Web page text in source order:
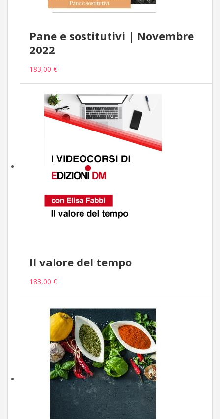
Pane e sostitutivi | Novembre
2022
183,00 €
Il valore del tempo
183,00 €